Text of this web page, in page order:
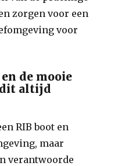
zorgen voor een
voor
de mooie
dit altijd
RIB boot en
maar
verantwoorde